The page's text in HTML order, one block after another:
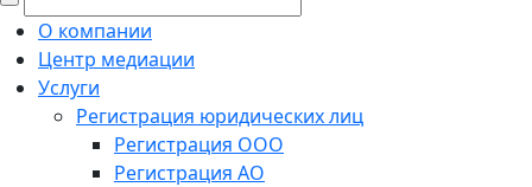
О компании
Центр медиации
Услуги
Регистрация юридических лиц
Регистрация ООО
Регистрация АО